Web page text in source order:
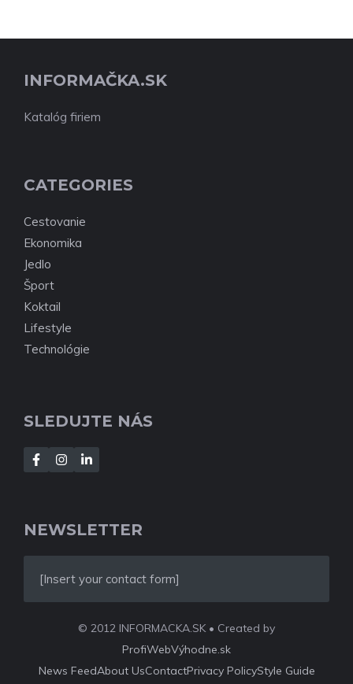
INFORMAČKA.SK
Katalóg firiem
CATEGORIES
Cestovanie
Ekonomika
Jedlo
Šport
Koktail
Lifestyle
Technológie
SLEDUJTE NÁS
NEWSLETTER
[Insert your contact form]
© 2012 INFORMACKA.SK • Created by
ProfiWebVýhodne.sk
News FeedAbout UsContactPrivacy PolicyStyle Guide